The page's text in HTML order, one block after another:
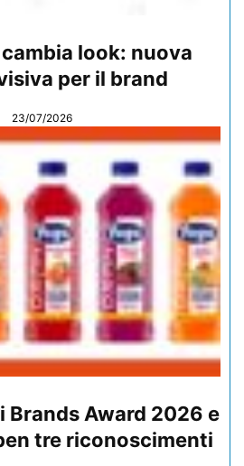
look: nuova
per il brand
23/07/2026
Brands Award 2026 e
tre riconoscimenti